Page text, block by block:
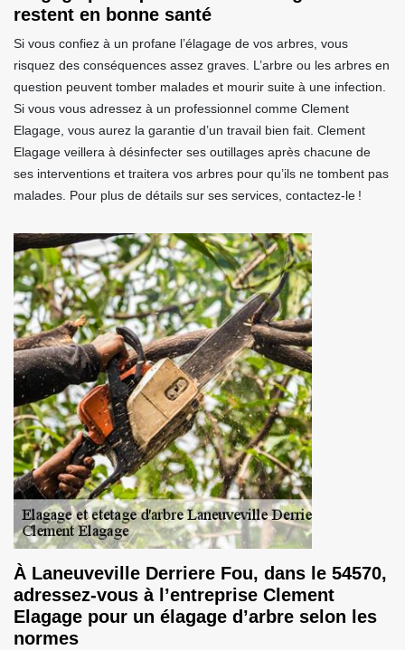
restent en bonne santé
Si vous confiez à un profane l’élagage de vos arbres, vous
risquez des conséquences assez graves. L’arbre ou les arbres en
question peuvent tomber malades et mourir suite à une infection.
Si vous vous adressez à un professionnel comme Clement
Elagage, vous aurez la garantie d’un travail bien fait. Clement
Elagage veillera à désinfecter ses outillages après chacune de
ses interventions et traitera vos arbres pour qu’ils ne tombent pas
malades. Pour plus de détails sur ses services, contactez-le !
À Laneuveville Derriere Fou, dans le 54570,
adressez-vous à l’entreprise Clement
Elagage pour un élagage d’arbre selon les
normes